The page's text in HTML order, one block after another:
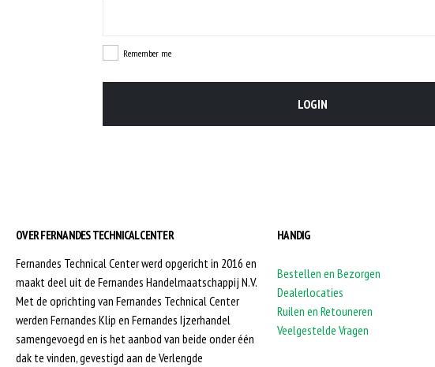
Remember me
LOGIN
OVER FERNANDES TECHNICAL CENTER
Fernandes Technical Center werd opgericht in 2016 en
maakt deel uit de Fernandes Handelmaatschappij N.V.
Met de oprichting van Fernandes Technical Center
werden Fernandes Klip en Fernandes Ijzerhandel
samengevoegd en is het aanbod van beide onder één
dak te vinden, gevestigd aan de Verlengde
HANDIG
Bestellen en Bezorgen
Dealerlocaties
Ruilen en Retouneren
Veelgestelde Vragen